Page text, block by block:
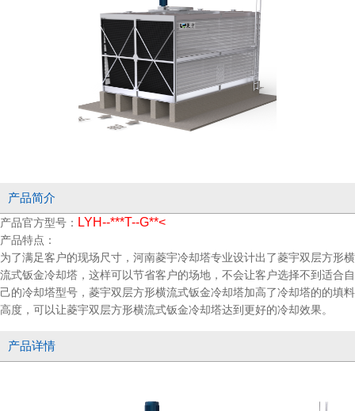
产品简介
产品官方型号： LYH--***T--G**<
产品特点：
为了满足客户的现场尺寸，河南菱宇冷却塔专业设计出了菱宇双层方形横
流式钣金冷却塔，这样可以节省客户的场地，不会让客户选择不到适合自
己的冷却塔型号，菱宇双层方形横流式钣金冷却塔加高了冷却塔的的填料
高度，可以让菱宇双层方形横流式钣金冷却塔达到更好的冷却效果。
产品详情